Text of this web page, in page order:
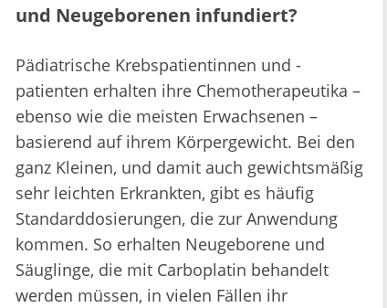
und Neugeborenen infundiert?
Pädiatrische Krebspatientinnen und -
patienten erhalten ihre Chemotherapeutika –
ebenso wie die meisten Erwachsenen –
basierend auf ihrem Körpergewicht. Bei den
ganz Kleinen, und damit auch gewichtsmäßig
sehr leichten Erkrankten, gibt es häufig
Standarddosierungen, die zur Anwendung
kommen. So erhalten Neugeborene und
Säuglinge, die mit Carboplatin behandelt
werden müssen, in vielen Fällen ihr